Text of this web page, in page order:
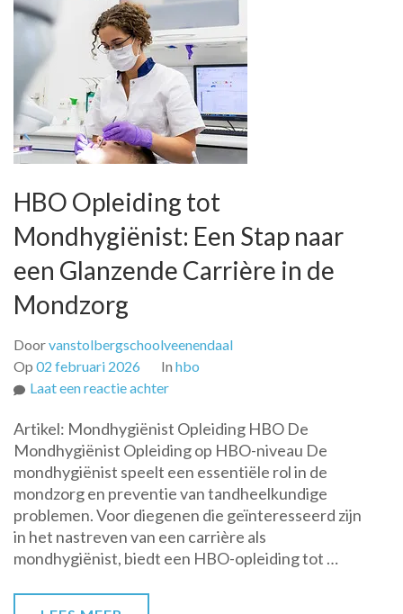
HBO Opleiding tot
Mondhygiënist: Een Stap naar
een Glanzende Carrière in de
Mondzorg
Doorvanstolbergschoolveenendaal
Op 02 februari 2026 In hbo
Laat een reactie achterop
Opleiding
tot
Mondhygiënist:
Een
Stap
naar
een
Artikel: Mondhygiënist Opleiding HBO De
Mondhygiënist Opleiding op HBO-niveau De
mondhygiënist speelt een essentiële rol in de
mondzorg en preventie van tandheelkundige
problemen. Voor diegenen die geïnteresseerd zijn
in het nastreven van een carrière als
mondhygiënist, biedt een HBO-opleiding tot …